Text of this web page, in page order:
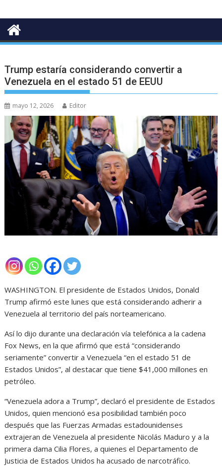
Trump estaría considerando convertir a
Venezuela en el estado 51 de EEUU
mayo 12, 2026 Editor
WASHINGTON. El presidente de Estados Unidos, Donald
Trump afirmó este lunes que está considerando adherir a
Venezuela al territorio del país norteamericano.
Así lo dijo durante una declaración vía telefónica a la cadena
Fox News, en la que afirmó que está “considerando
seriamente” convertir a Venezuela “en el estado 51 de
Estados Unidos”, al destacar que tiene $41,000 millones en
petróleo.
“Venezuela adora a Trump”, declaró el presidente de Estados
Unidos, quien mencionó esa posibilidad también poco
después que las Fuerzas Armadas estadounidenses
extrajeran de Venezuela al presidente Nicolás Maduro y a la
primera dama Cilia Flores, a quienes el Departamento de
Justicia de Estados Unidos ha acusado de narcotráfico.